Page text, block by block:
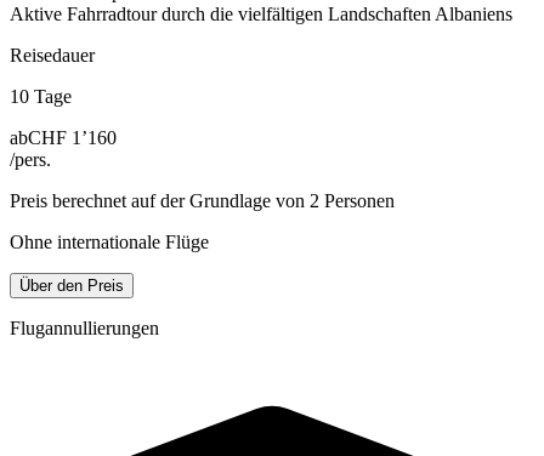
Aktive Fahrradtour durch die vielfältigen Landschaften Albaniens
Reisedauer
10 Tage
abCHF 1’160
/pers.
Preis berechnet auf der Grundlage von 2 Personen
Ohne internationale Flüge
Über den Preis
Flugannullierungen